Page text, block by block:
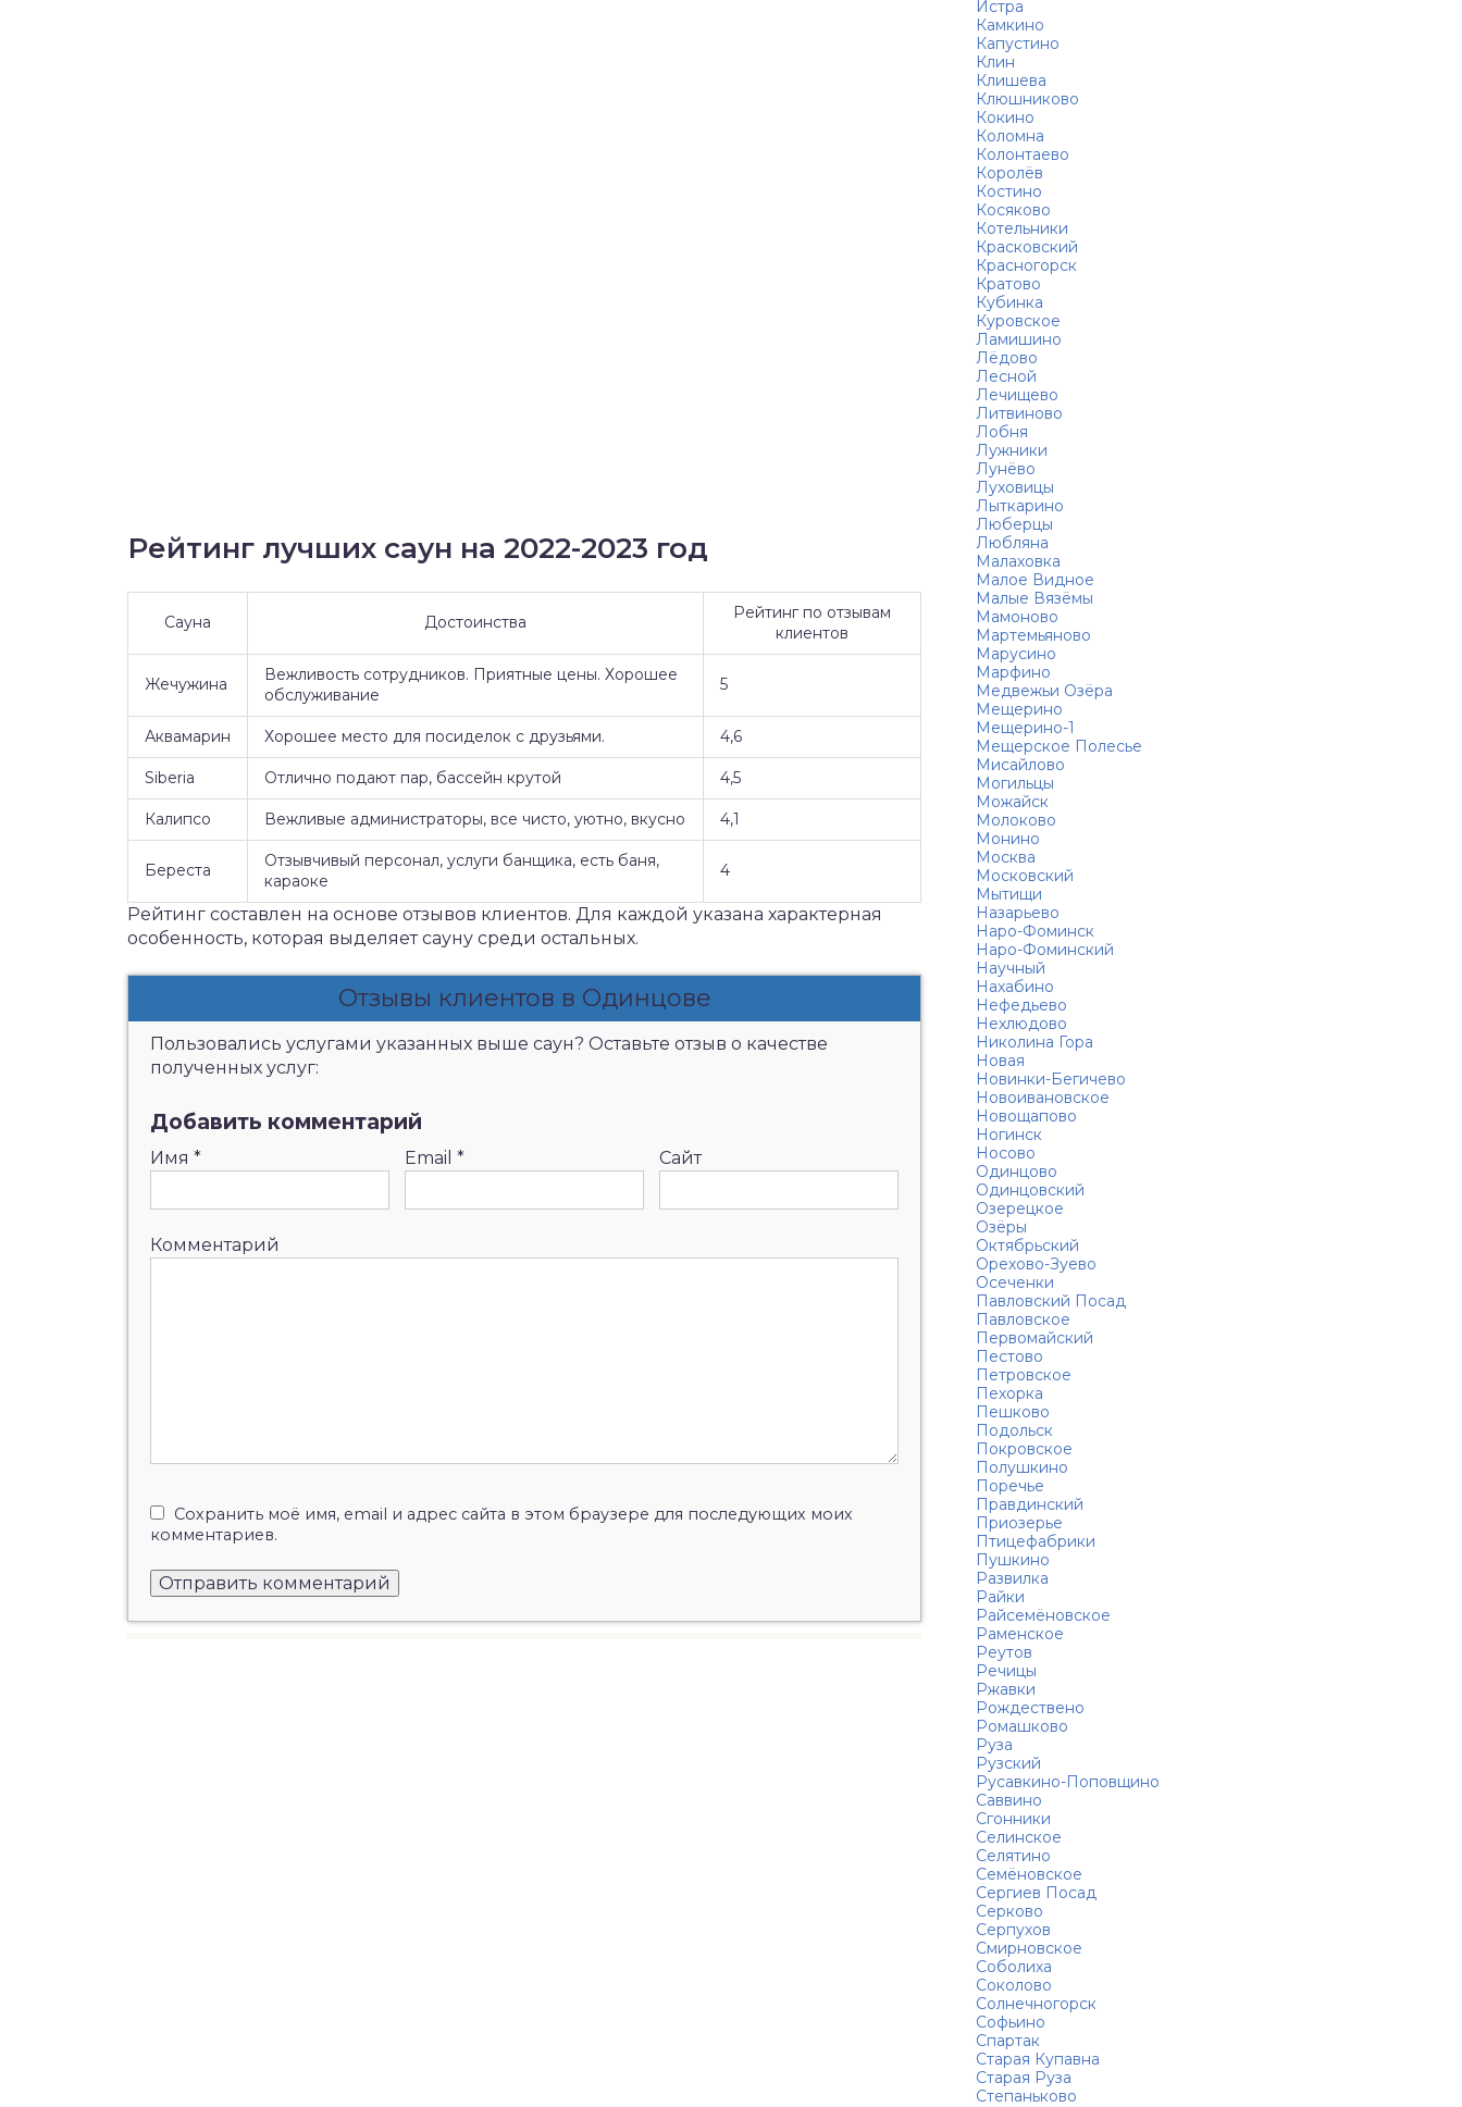
Рейтинг лучших саун на 2022-2023 год
Сауна Достоинства
Рейтинг по отзывам
клиентов
Жечужина
Вежливость сотрудников. Приятные цены. Хорошее
обслуживание
5
Аквамарин Хорошее место для посиделок с друзьями. 4,6
Siberia Отлично подают пар, бассейн крутой 4,5
Калипсо Вежливые администраторы, все чисто, уютно, вкусно 4,1
Береста
Отзывчивый персонал, услуги банщика, есть баня,
караоке
4
Рейтинг составлен на основе отзывов клиентов. Для каждой указана характерная
особенность, которая выделяет сауну среди остальных.
Отзывы клиентов в Одинцове
Пользовались услугами указанных выше саун? Оставьте отзыв о качестве
полученных услуг:
Добавить комментарий
Имя * Email * Сайт
Комментарий
Сохранить моё имя, email и адрес сайта в этом браузере для последующих моих
комментариев.
Истра
Камкино
Капустино
Клин
Клишева
Клюшниково
Кокино
Коломна
Колонтаево
Королёв
Костино
Косяково
Котельники
Красковский
Красногорск
Кратово
Кубинка
Куровское
Ламишино
Лёдово
Лесной
Лечищево
Литвиново
Лобня
Лужники
Лунёво
Луховицы
Лыткарино
Люберцы
Любляна
Малаховка
Малое Видное
Малые Вязёмы
Мамоново
Мартемьяново
Марусино
Марфино
Медвежьи Озёра
Мещерино
Мещерино-1
Мещерское Полесье
Мисайлово
Могильцы
Можайск
Молоково
Монино
Москва
Московский
Мытищи
Назарьево
Наро-Фоминск
Наро-Фоминский
Научный
Нахабино
Нефедьево
Нехлюдово
Николина Гора
Новая
Новинки-Бегичево
Новоивановское
Новощапово
Ногинск
Носово
Одинцово
Одинцовский
Озерецкое
Озёры
Октябрьский
Орехово-Зуево
Осеченки
Павловский Посад
Павловское
Первомайский
Пестово
Петровское
Пехорка
Пешково
Подольск
Покровское
Полушкино
Поречье
Правдинский
Приозерье
Птицефабрики
Пушкино
Развилка
Райки
Райсемёновское
Раменское
Реутов
Речицы
Ржавки
Рождествено
Ромашково
Руза
Рузский
Русавкино-Поповщино
Саввино
Сгонники
Селинское
Селятино
Семёновское
Сергиев Посад
Серково
Серпухов
Смирновское
Соболиха
Соколово
Солнечногорск
Софьино
Спартак
Старая Купавна
Старая Руза
Степаньково